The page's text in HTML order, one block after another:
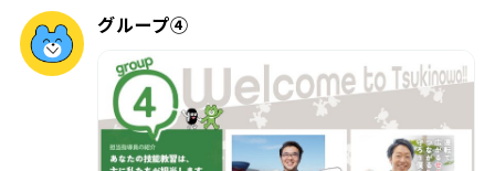
グループ④